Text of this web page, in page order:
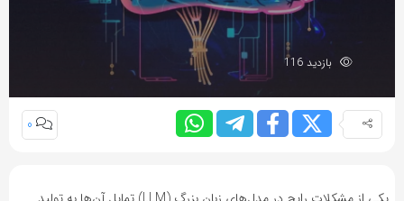
بازدید 116
0